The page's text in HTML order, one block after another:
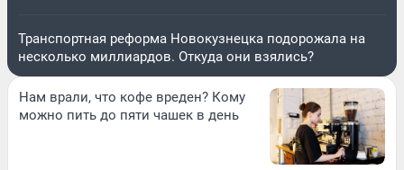
Транспортная реформа Новокузнецка подорожала на
несколько миллиардов. Откуда они взялись?
Нам врали, что кофе вреден? Кому
можно пить до пяти чашек в день